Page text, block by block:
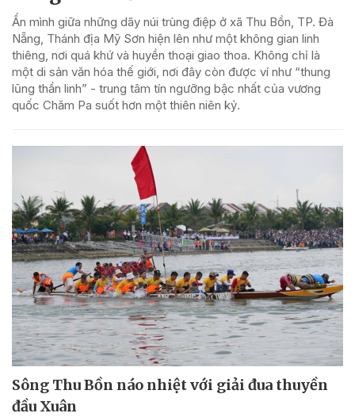
Ẩn mình giữa những dãy núi trùng điệp ở xã Thu Bồn, TP. Đà
Nẵng, Thánh địa Mỹ Sơn hiện lên như một không gian linh
thiêng, nơi quá khứ và huyền thoại giao thoa. Không chỉ là
một di sản văn hóa thế giới, nơi đây còn được ví như “thung
lũng thần linh” - trung tâm tín ngưỡng bậc nhất của vương
quốc Chăm Pa suốt hơn một thiên niên kỷ.
Sông Thu Bồn náo nhiệt với giải đua thuyền
đầu Xuân